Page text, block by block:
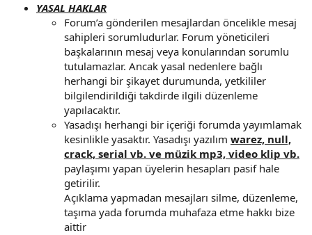
YASAL HAKLAR
Forum’a gönderilen mesajlardan öncelikle mesaj
sahipleri sorumludurlar. Forum yöneticileri
başkalarının mesaj veya konularından sorumlu
tutulamazlar. Ancak yasal nedenlere bağlı
herhangi bir şikayet durumunda, yetkililer
bilgilendirildiği takdirde ilgili düzenleme
yapılacaktır.
Yasadışı herhangi bir içeriği forumda yayımlamak
kesinlikle yasaktır. Yasadışı yazılım warez, null,
crack, serial vb. ve müzik mp3, video klip vb.
paylaşımı yapan üyelerin hesapları pasif hale
getirilir.
Açıklama yapmadan mesajları silme, düzenleme,
taşıma yada forumda muhafaza etme hakkı bize
aittir